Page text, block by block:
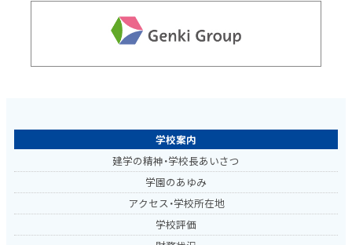
学校案内
建学の精神・学校長あいさつ
学園のあゆみ
アクセス・学校所在地
学校評価